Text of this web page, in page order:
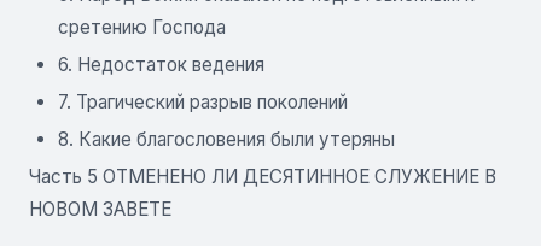
сретению Господа
6. Недостаток ведения
7. Трагический разрыв поколений
8. Какие благословения были утеряны
Часть 5 ОТМЕНЕНО ЛИ ДЕСЯТИННОЕ СЛУЖЕНИЕ В
НОВОМ ЗАВЕТЕ